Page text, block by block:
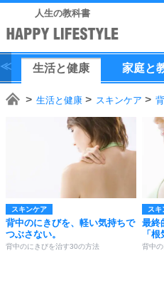
人生の教科書
生活と健康 家庭と
生活と健康 スキンケア
スキンケア
背中のにきびを、軽い気持ちで
つぶさない。
背中のにきびを治す30の方法
スキ
最終
「
背中